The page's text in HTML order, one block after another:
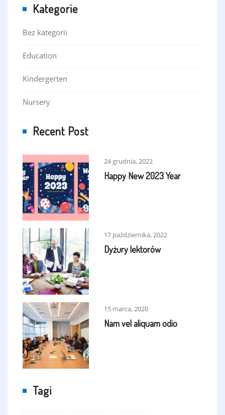
Kategorie
Bez kategorii
Education
Kindergerten
Nursery
Recent Post
24 grudnia, 2022
Happy New 2023 Year
17 października, 2022
Dyżury lektorów
15 marca, 2020
Nam vel aliquam odio
Tagi